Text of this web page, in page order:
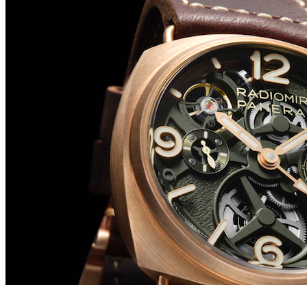
Big Bang Sapphire Sky Blue de Hublot